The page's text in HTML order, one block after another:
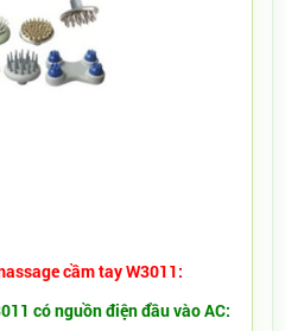
cầm tayW3011:
có nguồn điện đầu vào AC: